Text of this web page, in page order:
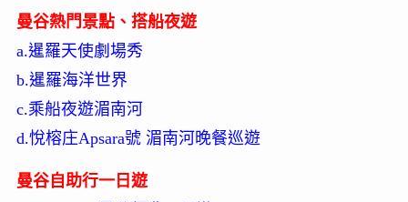
曼谷熱門景點、搭船夜遊
a.暹羅天使劇場秀
b.暹羅海洋世界
c.乘船夜遊湄南河
d.悅榕庄Apsara號 湄南河晚餐巡遊
曼谷自助行一日遊